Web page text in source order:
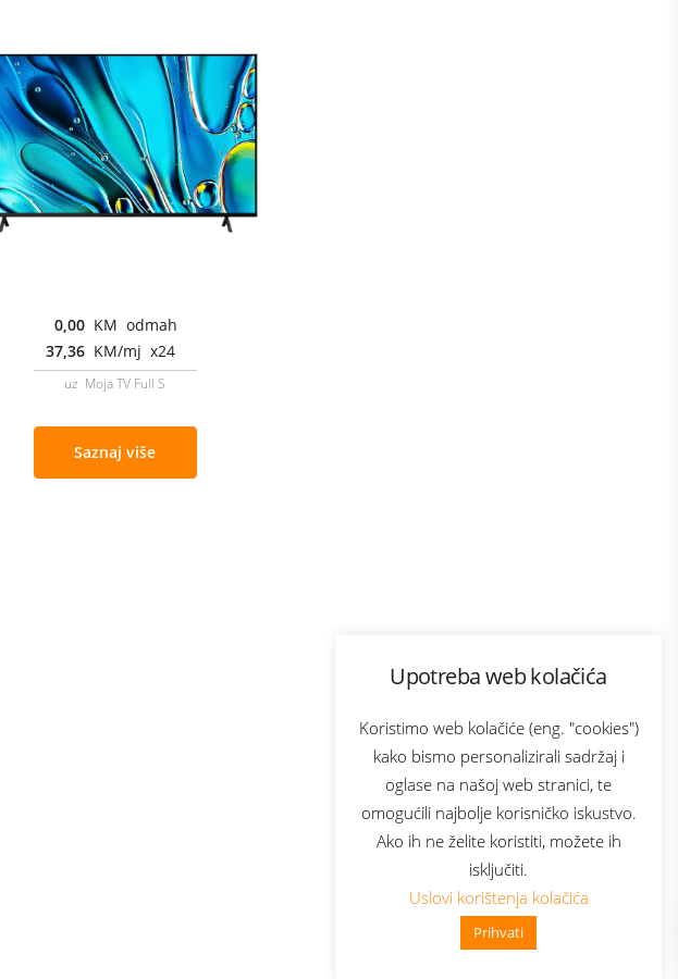
Upotreba web kolačića
Koristimo web kolačiće (eng. "cookies")
kako bismo personalizirali sadržaj i
oglase na našoj web stranici, te
omogućili najbolje korisničko iskustvo.
Ako ih ne želite koristiti, možete ih
isključiti.
Uslovi korištenja kolačića
Prihvati
👋 Zdravo, kako mogu pomoći?
0,00 KM odmah
37,36 KM/mj x24
uz Moja TV Full S
Saznaj više
Bonus plus
Prijava za newsletter